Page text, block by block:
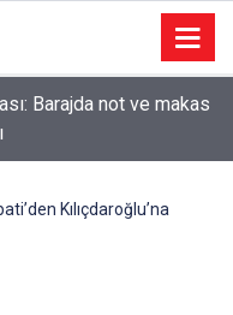
Barajda not ve makas
Kılıçdaroğlu’na